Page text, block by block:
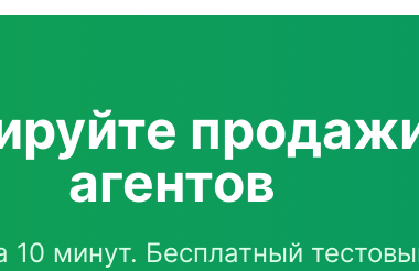
агентов
10 минут. Бесплатный